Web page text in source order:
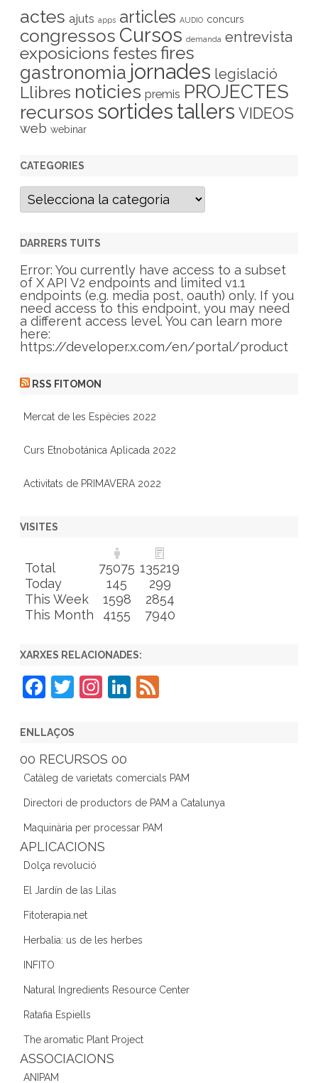
actes ajuts apps articles AUDIO concurs
congressos Cursos demanda entrevista
exposicions festesfires
gastronomia jornades legislació
Llibres noticies premis PROJECTES
recursos sortides tallers VIDEOS
web webinar
CATEGORIES
C
t
g
r
i
e
s
DARRERS TUITS
Error: You currently have access to a subset
of X API V2 endpoints and limited v1.1
endpoints (e.g. media post, oauth) only. If you
need access to this endpoint, you may need
a different access level. You can learn more
here:
https://developer.x.com/en/portal/product
RSS FITOMON
Mercat de les Espècies 2022
Curs Etnobotánica Aplicada 2022
Activitats de PRIMAVERA 2022
VISITES
Total 75075 135219
Today
145
299
This Week
1598
2854
This Month
4155 7940
XARXES RELACIONADES:
F
c
e
b
o
o
k
T
er
In
gr
a
m
Li
dI
n
ENLLAÇOS
00 RECURSOS 00
Catàleg de varietats comercials PAM
Directori de productors de PAM a Catalunya
Maquinària per processar PAM
APLICACIONS
Dolça revolució
El Jardín de las Lilas
Fitoterapia.net
Herbalia: us de les herbes
INFITO
Natural Ingredients Resource Center
Ratafia Espiells
The aromatic Plant Project
ASSOCIACIONS
ANIPAM